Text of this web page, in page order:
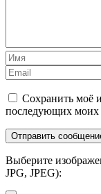
Сохранить моё
последующих моих
Выберите
JPG, JPEG):